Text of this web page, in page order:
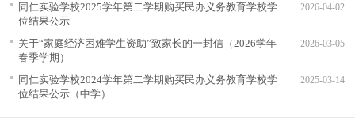
同仁实验学校2025学年第二学期购买民办义务教育学校学
位结果公示
2026-04-02
关于“家庭经济困难学生资助”致家长的一封信（2026学年
春季学期）
2026-03-05
同仁实验学校2024学年第二学期购买民办义务教育学校学
位结果公示（中学）
2025-03-14